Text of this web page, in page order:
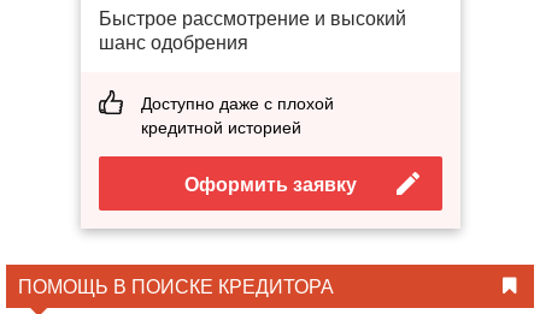
Быстрое рассмотрение и высокий
шанс одобрения
Доступно даже с плохой
кредитной историей
Оформить заявку
ПОМОЩЬ В ПОИСКЕ КРЕДИТОРА